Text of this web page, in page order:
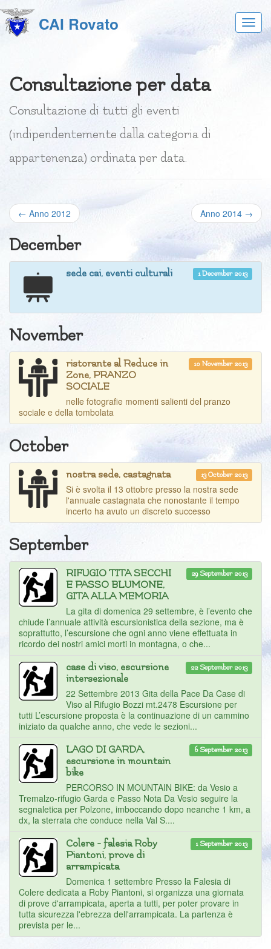
al
menu
CAI Rovato
Consultazione per data
Consultazione di tutti gli eventi
(indipendentemente dalla categoria di
appartenenza) ordinata per data.
← Anno 2012 Anno 2014 →
December
1 December 2013
sede cai, eventi culturali
November
10 November 2013
ristorante al Reduce in
Zone, PRANZO
SOCIALE
nelle fotografie momenti salienti del pranzo
sociale e della tombolata
October
13 October 2013
nostra sede, castagnata
Si è svolta il 13 ottobre presso la nostra sede
l'annuale castagnata che nonostante il tempo
incerto ha avuto un discreto successo
September
29 September 2013
RIFUGIO TITA SECCHI
E PASSO BLUMONE,
GITA ALLA MEMORIA
La gita di domenica 29 settembre, è l’evento che
chiude l’annuale attività escursionistica della sezione, ma è
soprattutto, l’escursione che ogni anno viene effettuata in
ricordo dei nostri amici morti in montagna, o che...
22 September 2013
case di viso, escursione
intersezionale
22 Settembre 2013 Gita della Pace Da Case di
Viso al Rifugio Bozzi mt.2478 Escursione per
tutti L’escursione proposta è la continuazione di un cammino
iniziato da qualche anno, che vede le sezioni...
6 September 2013
LAGO DI GARDA,
escursione in mountain
bike
PERCORSO IN MOUNTAIN BIKE: da Vesio a
Tremalzo-rifugio Garda e Passo Nota Da Vesio seguire la
segnaletica per Polzone, imboccando dopo neanche 1 km, a
dx, la sterrata che conduce nella Val S....
1 September 2013
Colere - falesia Roby
Piantoni, prove di
arrampicata
Domenica 1 settembre Presso la Falesia di
Colere dedicata a Roby Piantoni, si organizza una giornata
di prove d'arrampicata, aperta a tutti, per poter provare in
tutta sicurezza l'ebrezza dell'arrampicata. La partenza è
prevista per le...